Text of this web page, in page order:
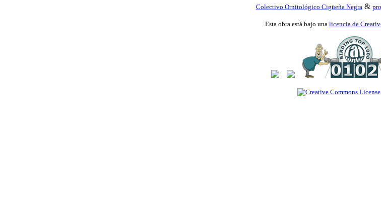
Colectivo Ornitológico Cigüeña Negra &
Esta obra está bajo una licencia de